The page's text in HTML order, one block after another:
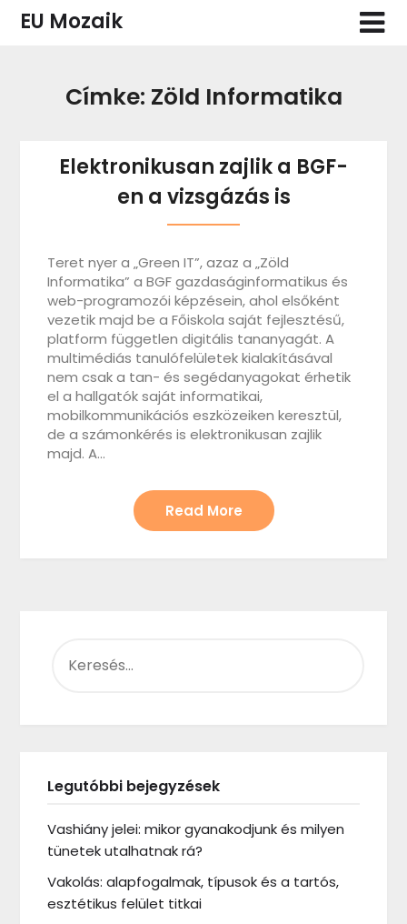
SkipEU Mozaik
Címke: Zöld Informatika
Elektronikusan zajlik a BGF-
en a vizsgázás is
Teret nyer a „Green IT”, azaz a „Zöld
Informatika” a BGF gazdaságinformatikus és
web-programozói képzésein, ahol elsőként
vezetik majd be a Főiskola saját fejlesztésű,
platform független digitális tananyagát. A
multimédiás tanulófelületek kialakításával
nem csak a tan- és segédanyagokat érhetik
el a hallgatók saját informatikai,
mobilkommunikációs eszközeiken keresztül,
de a számonkérés is elektronikusan zajlik
majd. A…
Read More
Legutóbbi bejegyzések
Vashiány jelei: mikor gyanakodjunk és milyen
tünetek utalhatnak rá?
Vakolás: alapfogalmak, típusok és a tartós,
esztétikus felület titkai